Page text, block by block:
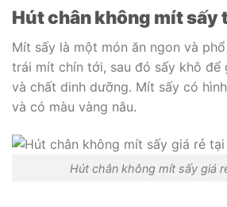
Hút chân không mít sấy
Mít sấy là một món ăn ngon và
trái mít chín tới, sau đó sấy khô để
và chất dinh dưỡng. Mít sấy có
và có màu vàng nâu.
Hút chân không mít sấy giá